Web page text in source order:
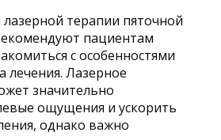
терапии пяточной
пациентам
с особенностями
лечения. Лазерное
значительно
ощущения и ускорить
однако важно